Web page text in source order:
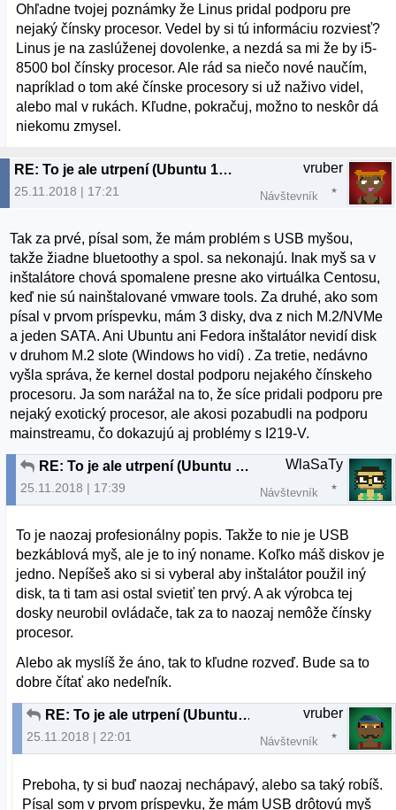
Ohľadne tvojej poznámky že Linus pridal podporu pre
nejaký čínsky procesor. Vedel by si tú informáciu rozviesť?
Linus je na zaslúženej dovolenke, a nezdá sa mi že by i5-
8500 bol čínsky procesor. Ale rád sa niečo nové naučím,
napríklad o tom aké čínske procesory si už naživo videl,
alebo mal v rukách. Kľudne, pokračuj, možno to neskôr dá
niekomu zmysel.
RE: To je ale utrpení (Ubuntu 18.04.1)
25.11.2018 | 17:21
vruber
Návštevník
Tak za prvé, písal som, že mám problém s USB myšou,
takže žiadne bluetoothy a spol. sa nekonajú. Inak myš sa v
inštalátore chová spomalene presne ako virtuálka Centosu,
keď nie sú nainštalované vmware tools. Za druhé, ako som
písal v prvom príspevku, mám 3 disky, dva z nich M.2/NVMe
a jeden SATA. Ani Ubuntu ani Fedora inštalátor nevidí disk
v druhom M.2 slote (Windows ho vidí) . Za tretie, nedávno
vyšla správa, že kernel dostal podporu nejakého čínskeho
procesoru. Ja som narážal na to, že síce pridali podporu pre
nejaký exotický procesor, ale akosi pozabudli na podporu
mainstreamu, čo dokazujú aj problémy s I219-V.
RE: To je ale utrpení (Ubuntu 18.04.1)
25.11.2018 | 17:39
WlaSaTy
Návštevník
To je naozaj profesionálny popis. Takže to nie je USB
bezkáblová myš, ale je to iný noname. Koľko máš diskov je
jedno. Nepíšeš ako si si vyberal aby inštalátor použil iný
disk, ta ti tam asi ostal svietiť ten prvý. A ak výrobca tej
dosky neurobil ovládače, tak za to naozaj nemôže čínsky
procesor.
Alebo ak myslíš že áno, tak to kľudne rozveď. Bude sa to
dobre čítať ako nedeľník.
RE: To je ale utrpení (Ubuntu 18.04.1)
25.11.2018 | 22:01
vruber
Návštevník
Preboha, ty si buď naozaj nechápavý, alebo sa taký robíš.
Písal som v prvom príspevku, že mám USB drôtovú myš